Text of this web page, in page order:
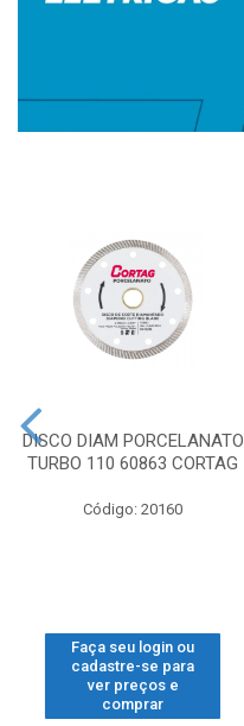
DISCO DIAM PORCELANATO
TURBO 110 60863 CORTAG
Código: 20160
Faça seu login ou
cadastre-se para
ver preços e
comprar